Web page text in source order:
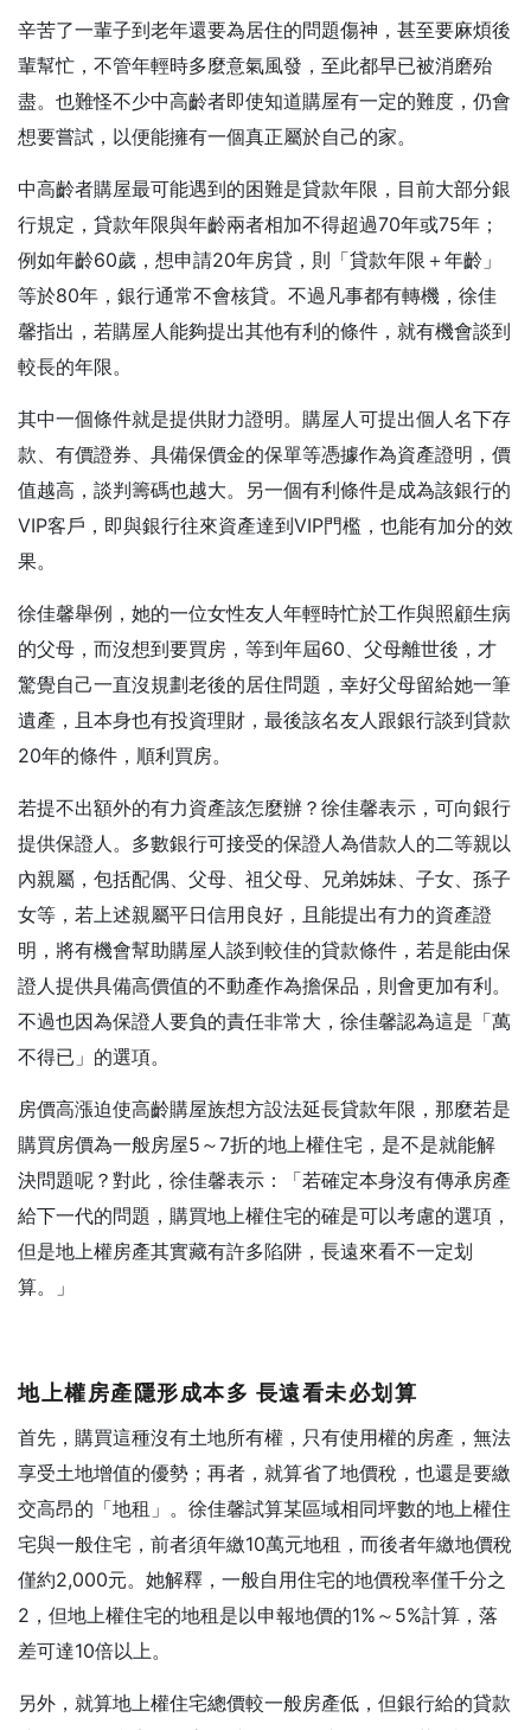
辛苦了一輩子到老年還要為居住的問題傷神，甚至要麻煩後
輩幫忙，不管年輕時多麼意氣風發，至此都早已被消磨殆
盡。也難怪不少中高齡者即使知道購屋有一定的難度，仍會
想要嘗試，以便能擁有一個真正屬於自己的家。
中高齡者購屋最可能遇到的困難是貸款年限，目前大部分銀
行規定，貸款年限與年齡兩者相加不得超過70年或75年；
例如年齡60歲，想申請20年房貸，則「貸款年限＋年齡」
等於80年，銀行通常不會核貸。不過凡事都有轉機，徐佳
馨指出，若購屋人能夠提出其他有利的條件，就有機會談到
較長的年限。
其中一個條件就是提供財力證明。購屋人可提出個人名下存
款、有價證券、具備保價金的保單等憑據作為資產證明，價
值越高，談判籌碼也越大。另一個有利條件是成為該銀行的
VIP客戶，即與銀行往來資產達到VIP門檻，也能有加分的效
果。
徐佳馨舉例，她的一位女性友人年輕時忙於工作與照顧生病
的父母，而沒想到要買房，等到年屆60、父母離世後，才
驚覺自己一直沒規劃老後的居住問題，幸好父母留給她一筆
遺產，且本身也有投資理財，最後該名友人跟銀行談到貸款
20年的條件，順利買房。
若提不出額外的有力資產該怎麼辦？徐佳馨表示，可向銀行
提供保證人。多數銀行可接受的保證人為借款人的二等親以
內親屬，包括配偶、父母、祖父母、兄弟姊妹、子女、孫子
女等，若上述親屬平日信用良好，且能提出有力的資產證
明，將有機會幫助購屋人談到較佳的貸款條件，若是能由保
證人提供具備高價值的不動產作為擔保品，則會更加有利。
不過也因為保證人要負的責任非常大，徐佳馨認為這是「萬
不得已」的選項。
房價高漲迫使高齡購屋族想方設法延長貸款年限，那麼若是
購買房價為一般房屋5～7折的地上權住宅，是不是就能解
決問題呢？對此，徐佳馨表示：「若確定本身沒有傳承房產
給下一代的問題，購買地上權住宅的確是可以考慮的選項，
但是地上權房產其實藏有許多陷阱，長遠來看不一定划
算。」
地上權房產隱形成本多 長遠看未必划算
首先，購買這種沒有土地所有權，只有使用權的房產，無法
享受土地增值的優勢；再者，就算省了地價稅，也還是要繳
交高昂的「地租」。徐佳馨試算某區域相同坪數的地上權住
宅與一般住宅，前者須年繳10萬元地租，而後者年繳地價稅
僅約2,000元。她解釋，一般自用住宅的地價稅率僅千分之
2，但地上權住宅的地租是以申報地價的1%～5%計算，落
差可達10倍以上。
另外，就算地上權住宅總價較一般房產低，但銀行給的貸款